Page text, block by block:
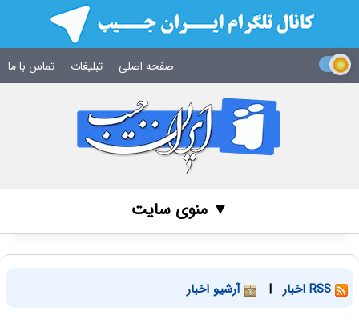
صفحه اصلی تبلیغات تماس با ما
▼ منوی سایت
| آرشیو اخبار